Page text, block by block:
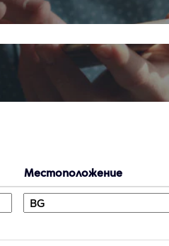
Местоположение